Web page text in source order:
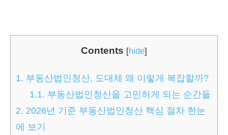
Contents [hide]
1. 부동산법인청산, 도대체 왜 이렇게 복잡할까?
1.1. 부동산법인청산을 고민하게 되는 순간들
2. 2026년 기준 부동산법인청산 핵심 절차 한눈
에 보기